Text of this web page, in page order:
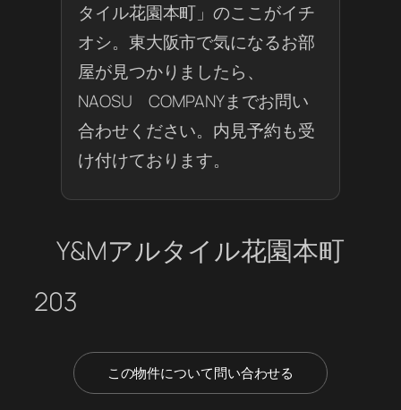
タイル花園本町」のここがイチ
オシ。東大阪市で気になるお部
屋が見つかりましたら、
NAOSU COMPANYまでお問い
合わせください。内見予約も受
け付けております。
Y&Mアルタイル花園本町
203
この物件について問い合わせる